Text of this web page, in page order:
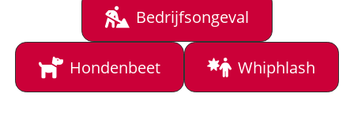
Bedrijfsongeval
Hondenbeet Whiphlash